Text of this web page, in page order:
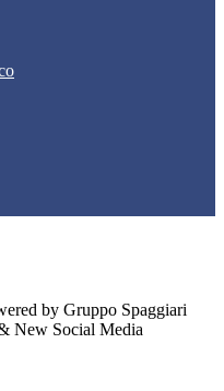
by Gruppo Spaggiari
New Social Media